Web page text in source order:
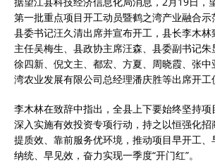
第一批重点项目开工动员暨鹤之湾产业融合示
县委书记汪久清出席并宣布开工，县长李木
主任吴梅生、县政协主席汪森、县委副书记朱
徐四新、倪文主、都宏、方夏、周晓霞、张中
湾农业发展有限公司总经理潘庆胜等出席开工
李木林在致辞中指出，全县上下要始终坚持项
深入实施有效投资专项行动，持之以恒强化招
提质效、靠前服务优环境，推动项目早开工
纳统、早见效，奋力实现一季度“开门红”。